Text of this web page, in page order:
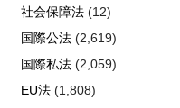
社会保障法(12)
国際公法(2,619)
国際私法(2,059)
EU法(1,808)